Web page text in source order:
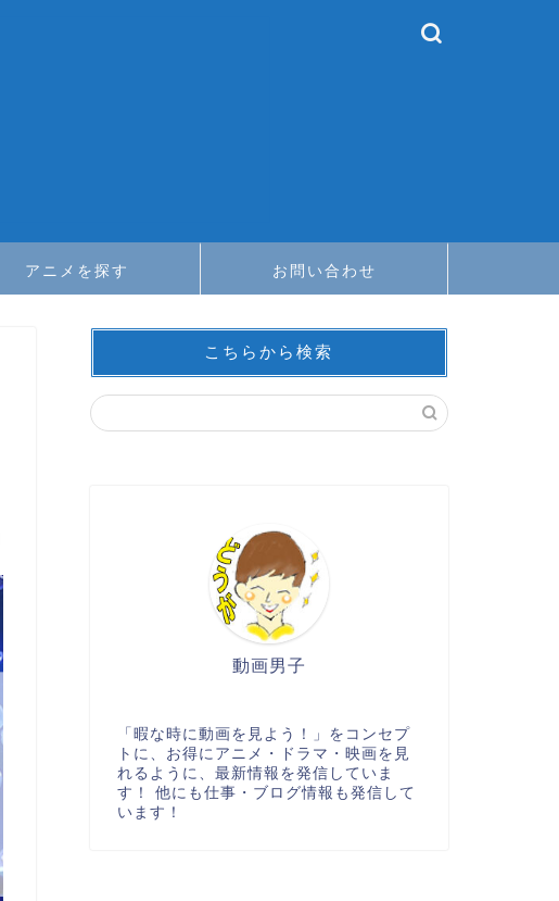
アニメを探す お問い合わせ
こちらから検索
動画男子
「暇な時に動画を見よう！」をコンセプ
トに、お得にアニメ・ドラマ・映画を見
れるように、最新情報を発信していま
す！ 他にも仕事・ブログ情報も発信して
います！